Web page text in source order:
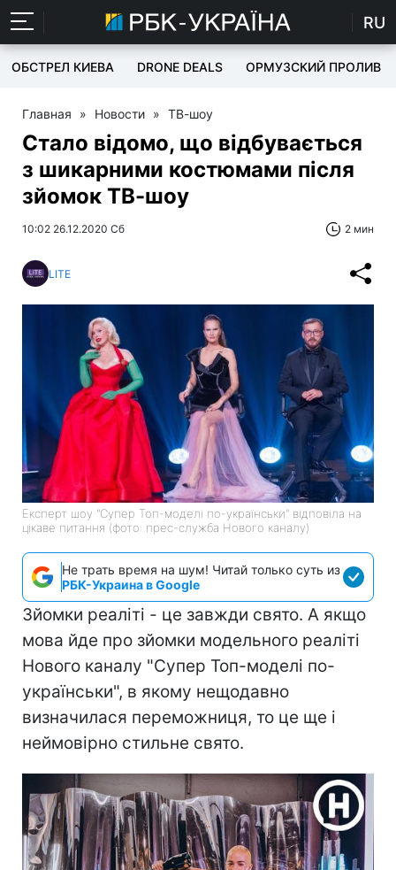
RU
ОБСТРЕЛ КИЕВА DRONE DEALS ОРМУЗСКИЙ ПРОЛИВ
Главная » Новости » ТВ-шоу
Стало відомо, що відбувається
з шикарними костюмами після
зйомок ТВ-шоу
10:02 26.12.2020 Сб 2 мин
LITE
Експерт шоу "Супер Топ-моделі по-українськи" відповіла на
цікаве питання (фото: прес-служба Нового каналу)
Не трать время на шум! Читай только суть из
РБК-Украина в Google
Зйомки реаліті - це завжди свято. А якщо
мова йде про зйомки модельного реаліті
Нового каналу "Супер Топ-моделі по-
українськи", в якому нещодавно
визначилася переможниця, то це ще і
неймовірно стильне свято.